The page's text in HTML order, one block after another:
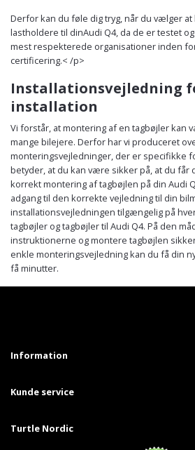
Derfor kan du føle dig tryg, når du vælger
lastholdere til dinAudi Q4, da de er testet
mest respekterede organisationer inden
certificering.< /p>
Installationsvejledning
installation
Vi forstår, at montering af en tagbøjler kan
mange bilejere. Derfor har vi produceret
monteringsvejledninger, der er specifikke
betyder, at du kan være sikker på, at du får
korrekt montering af tagbøjlen på din Audi
adgang til den korrekte vejledning til din
installationsvejledningen tilgængelig på
tagbøjler og tagbøjler til Audi Q4. På den
instruktionerne og montere tagbøjlen
enkle monteringsvejledning kan du få din
få minutter.
Information
Kunde service
Turtle Nordic